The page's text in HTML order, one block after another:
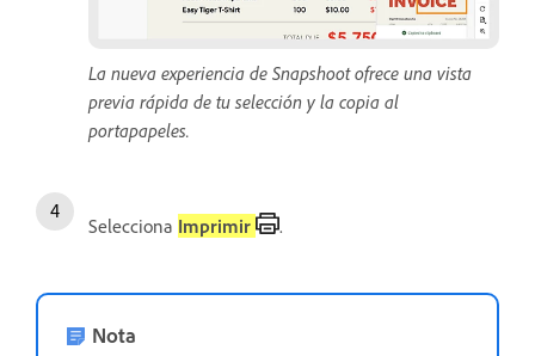
La nueva experiencia de Snapshoot ofrece una vista
previa rápida de tu selección y la copia al
portapapeles.
Selecciona Imprimir .
Nota